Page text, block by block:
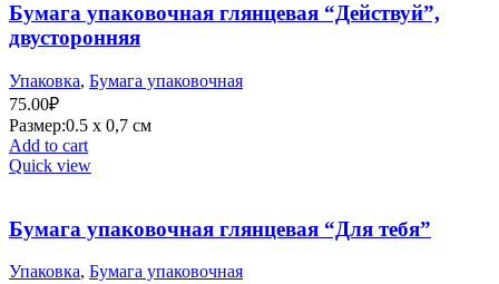
Бумага упаковочная глянцевая “Действуй”,
двусторонняя
Упаковка, Бумага упаковочная
75.00₽
Размер:0.5 х 0,7 см
Add to cart
Quick view
Бумага упаковочная глянцевая “Для тебя”
Упаковка, Бумага упаковочная